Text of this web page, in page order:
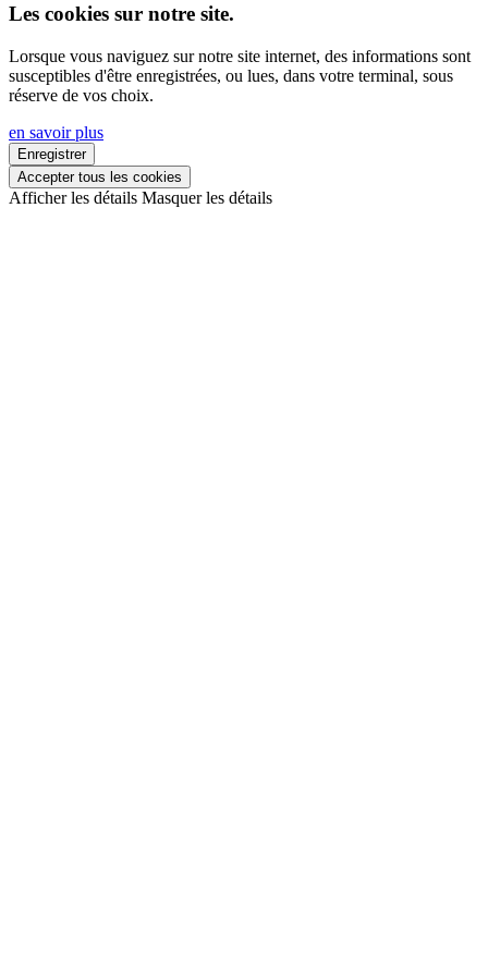
Les cookies sur notre site.
Lorsque vous naviguez sur notre site internet, des informations sont
susceptibles d'être enregistrées, ou lues, dans votre terminal, sous
réserve de vos choix.
en savoir plus
Enregistrer
Accepter tous les cookies
Afficher les détails Masquer les détails